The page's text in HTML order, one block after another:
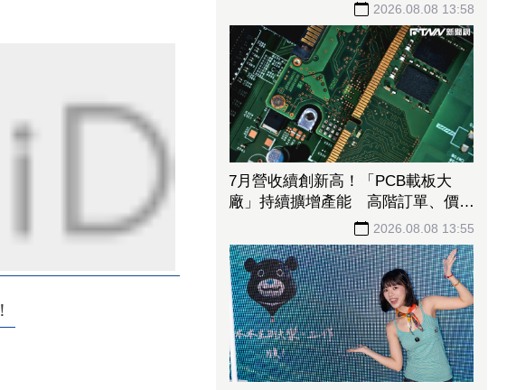
2026.08.08 13:58
7月營收續創新高！「PCB載板大
廠」持續擴增產能 高階訂單、價格
2026.08.08 13:55